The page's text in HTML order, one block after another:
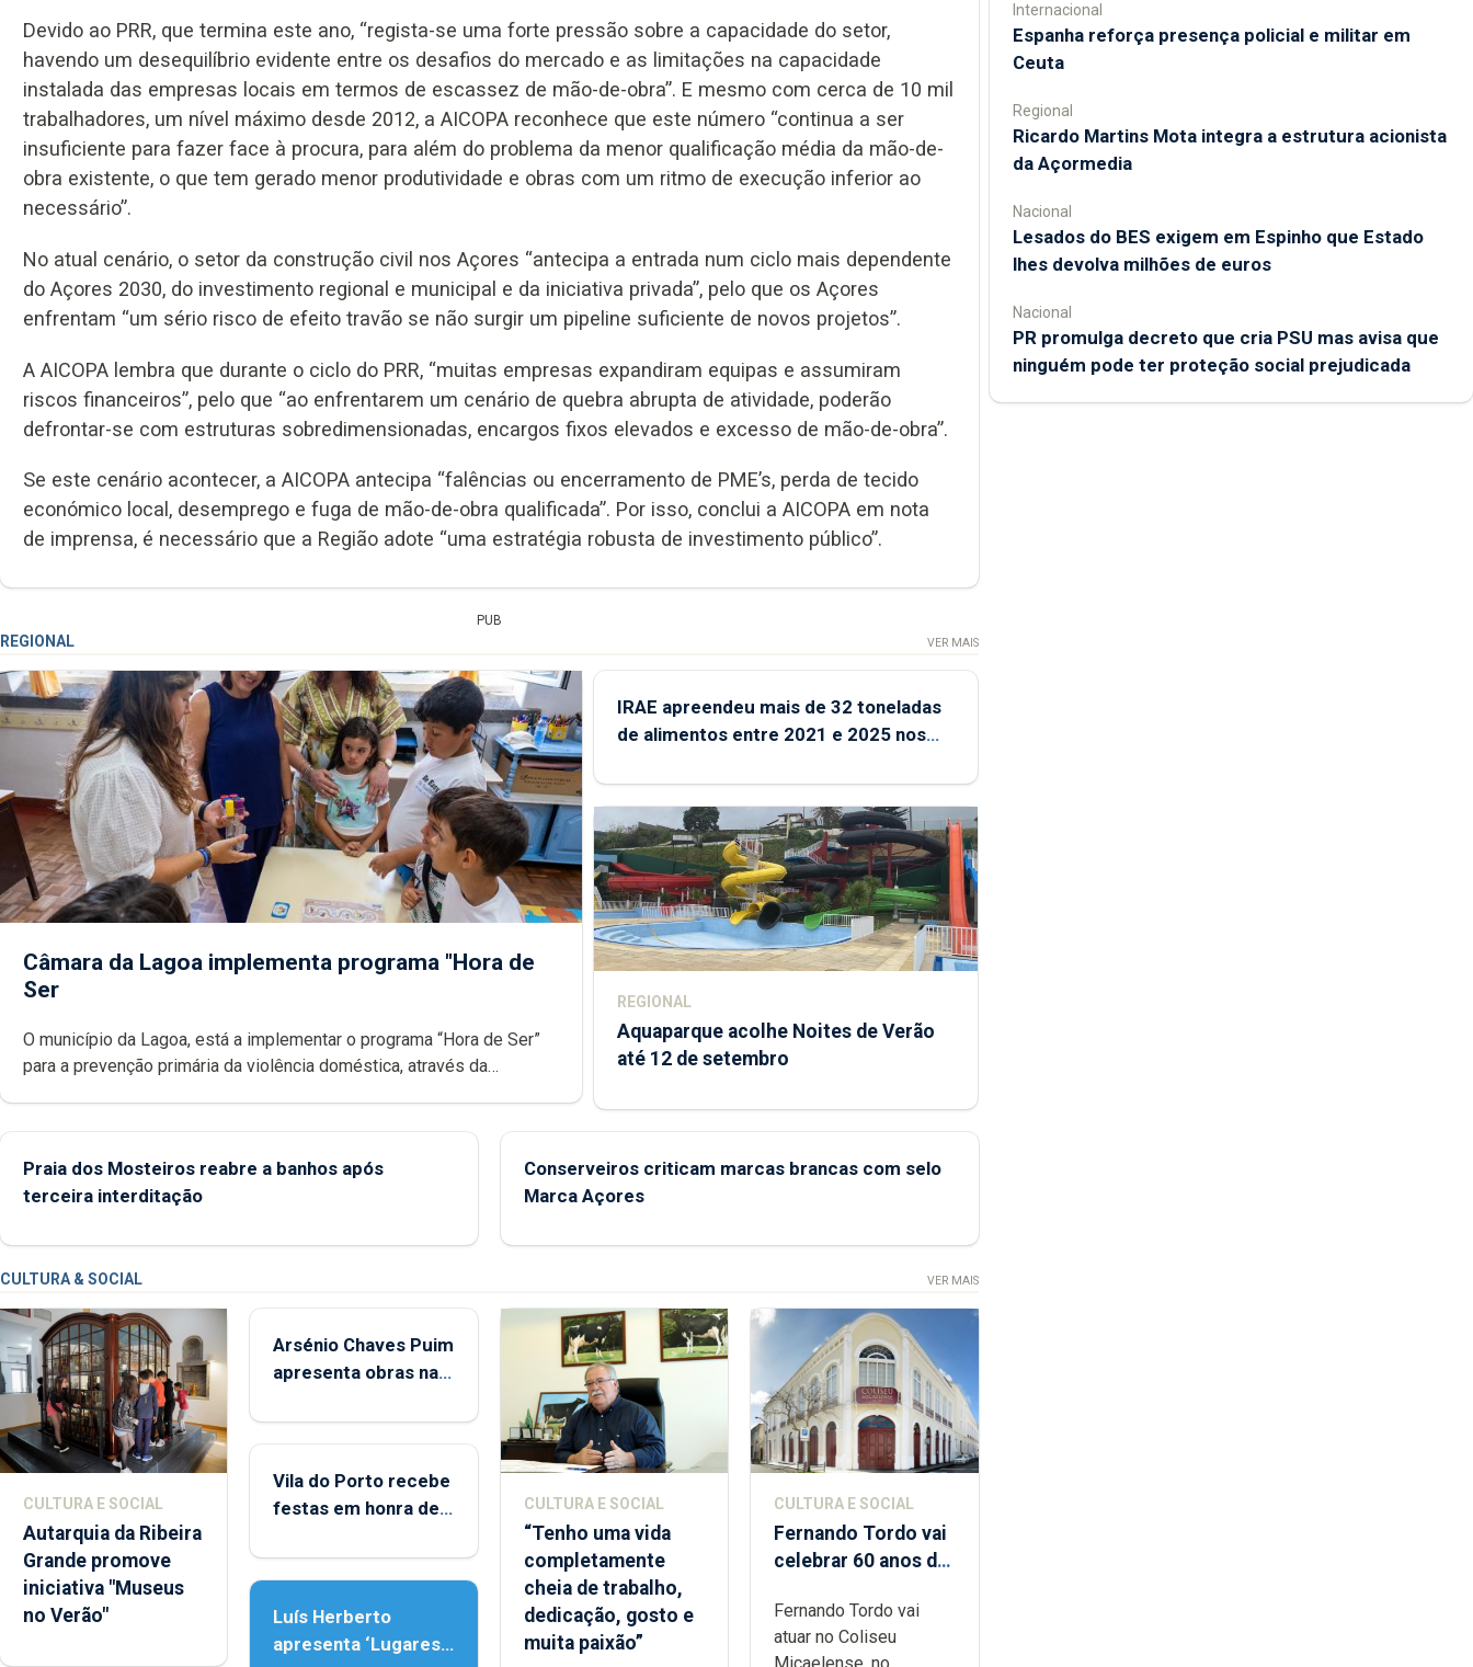
Devido ao PRR, que termina este ano, “regista-se uma forte pressão sobre a capacidade do setor,
havendo um desequilíbrio evidente entre os desafios do mercado e as limitações na capacidade
instalada das empresas locais em termos de escassez de mão-de-obra”. E mesmo com cerca de 10 mil
trabalhadores, um nível máximo desde 2012, a AICOPA reconhece que este número “continua a ser
insuficiente para fazer face à procura, para além do problema da menor qualificação média da mão-de-
obra existente, o que tem gerado menor produtividade e obras com um ritmo de execução inferior ao
necessário”.
No atual cenário, o setor da construção civil nos Açores “antecipa a entrada num ciclo mais dependente
do Açores 2030, do investimento regional e municipal e da iniciativa privada”, pelo que os Açores
enfrentam “um sério risco de efeito travão se não surgir um pipeline suficiente de novos projetos”.
A AICOPA lembra que durante o ciclo do PRR, “muitas empresas expandiram equipas e assumiram
riscos financeiros”, pelo que “ao enfrentarem um cenário de quebra abrupta de atividade, poderão
defrontar-se com estruturas sobredimensionadas, encargos fixos elevados e excesso de mão-de-obra”.
Se este cenário acontecer, a AICOPA antecipa “falências ou encerramento de PME’s, perda de tecido
económico local, desemprego e fuga de mão-de-obra qualificada”. Por isso, conclui a AICOPA em nota
de imprensa, é necessário que a Região adote “uma estratégia robusta de investimento público”.
PUB
REGIONAL VER MAIS
Câmara da Lagoa implementa programa "Hora de
Ser
O município da Lagoa, está a implementar o programa “Hora de Ser”
para a prevenção primária da violência doméstica, através da
IRAE apreendeu mais de 32 toneladas
de alimentos entre 2021 e 2025 nos
REGIONAL
Aquaparque acolhe Noites de Verão
até 12 de setembro
Praia dos Mosteiros reabre a banhos após
terceira interditação
Conserveiros criticam marcas brancas com selo
Marca Açores
CULTURA & SOCIAL VER MAIS
CULTURA E SOCIAL
Autarquia da Ribeira
Grande promove
iniciativa "Museus
no Verão"
Arsénio Chaves Puim
apresenta obras na
Porto
Vila do Porto recebe
festas em honra de
Assunção
Luís Herberto
apresenta ‘Lugares
CULTURA E SOCIAL
“Tenho uma vida
completamente
cheia de trabalho,
dedicação, gosto e
muita paixão”
CULTURA E SOCIAL
Fernando Tordo vai
celebrar 60 anos de
Micaelense
Fernando Tordo vai
atuar no Coliseu
Internacional
Espanha reforça presença policial e militar em
Ceuta
Regional
Ricardo Martins Mota integra a estrutura acionista
da Açormedia
Nacional
Lesados do BES exigem em Espinho que Estado
lhes devolva milhões de euros
Nacional
PR promulga decreto que cria PSU mas avisa que
ninguém pode ter proteção social prejudicada